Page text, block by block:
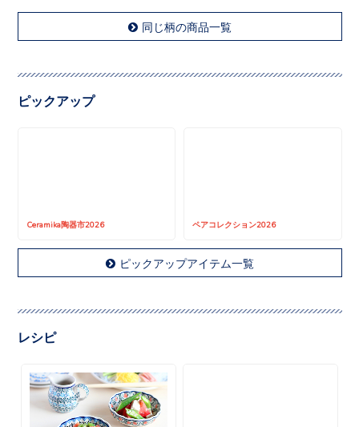
同じ柄の商品一覧
ピックアップ
Ceramika陶器市2026 ペアコレクション2026
ピックアップアイテム一覧
レシピ